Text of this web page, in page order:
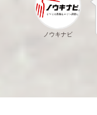
ノウキナビ